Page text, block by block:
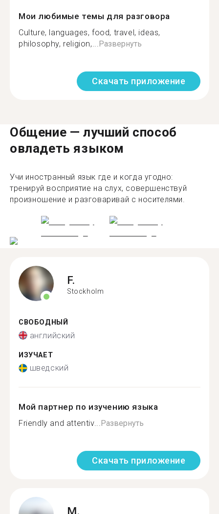
Мои любимые темы для разговора
Culture, languages, food, travel, ideas,
philosophy, religion,... Развернуть
Скачать приложение
Общение — лучший способ
овладеть языком
Учи иностранный язык где и когда угодно:
тренируй восприятие на слух, совершенствуй
произношение и разговаривай с носителями.
F.
Stockholm
СВОБОДНЫЙ
английский
ИЗУЧАЕТ
шведский
Мой партнер по изучению языка
Friendly and attentiv...Развернуть
Скачать приложение
M.